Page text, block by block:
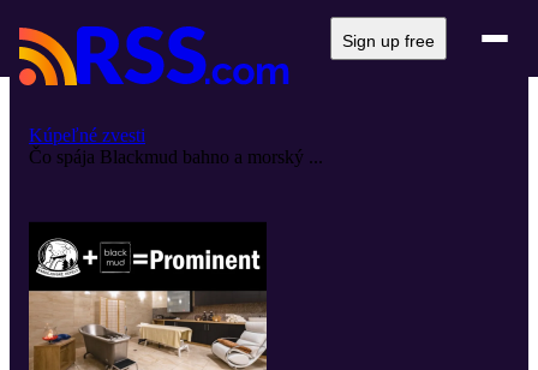
Sign up free
Kúpeľné zvesti
Čo spája Blackmud bahno a morský ...